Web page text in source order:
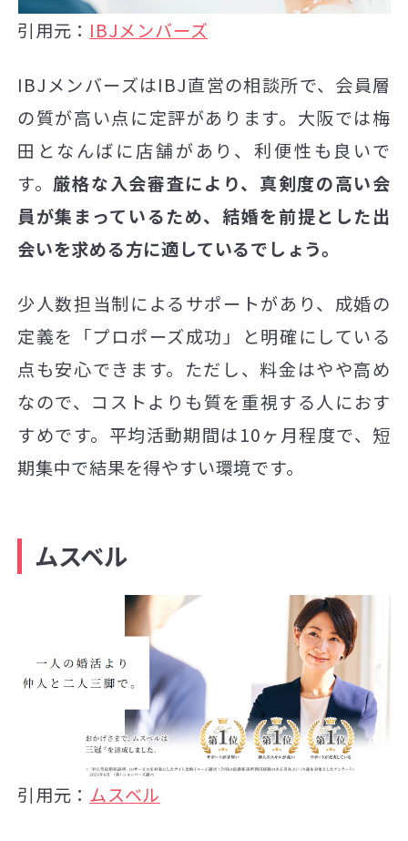
引用元： IBJメンバーズ
IBJメンバーズはIBJ直営の相談所で、会員層
の質が高い点に定評があります。大阪では梅
田となんばに店舗があり、利便性も良いで
す。 厳格な入会審査により、真剣度の高い会
員が集まっているため、結婚を前提とした出
会いを求める方に適しているでしょう。
少人数担当制によるサポートがあり、成婚の
定義を「プロポーズ成功」と明確にしている
点も安心できます。ただし、料金はやや高め
なので、コストよりも質を重視する人におす
すめです。平均活動期間は10ヶ月程度で、短
期集中で結果を得やすい環境です。
ムスベル
引用元： ムスベル